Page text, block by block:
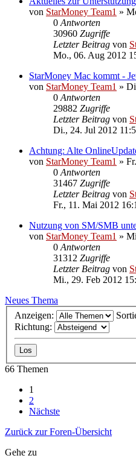
von StarMoney Team1 »
0 Antworten
30960 Zugriffe
Letzter Beitrag von
Mo., 06. Aug 2012
StarMoney Mac kommt -
von StarMoney Team1 »
0 Antworten
29882 Zugriffe
Letzter Beitrag von
Di., 24. Jul 2012
Achtung: Alte
von StarMoney Team1 »
0 Antworten
31467 Zugriffe
Letzter Beitrag von
Fr., 11. Mai 2012
Nutzung von SM/SMB
von StarMoney Team1 »
0 Antworten
31312 Zugriffe
Letzter Beitrag von
Mi., 29. Feb 2012
Neues Thema
Anzeigen:
Richtung:
66 Themen
1
2
Nächste
Zurück zur Foren-Übersicht
Gehe zu